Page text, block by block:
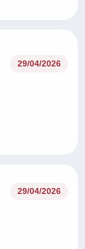
29/04/2026
29/04/2026